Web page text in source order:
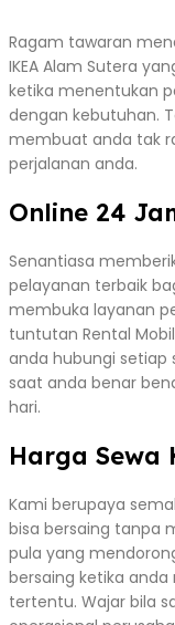
Ragam tawaran
IKEA Alam Sutera
ketika menentukan
dengan kebutuhan.
membuat anda tak
perjalanan anda.
Online 24
Senantiasa
pelayanan terbaik
membuka layanan
tuntutan Rental
anda hubungi setiap
saat anda benar
hari.
Harga Sewa
Kami berupaya
bisa bersaing tanpa
pula yang
bersaing ketika
tertentu. Wajar bila